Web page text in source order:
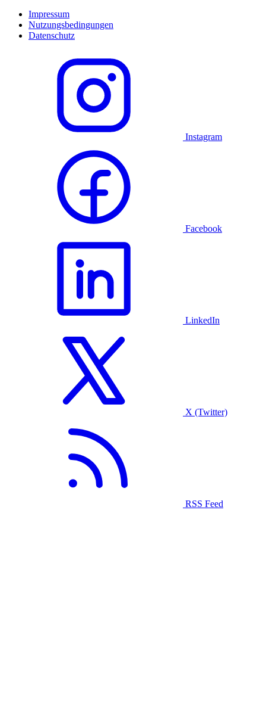
Impressum
Nutzungsbedingungen
Datenschutz
Instagram
Facebook
LinkedIn
X (Twitter)
RSS Feed